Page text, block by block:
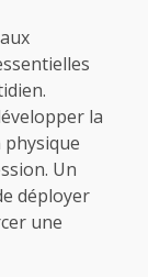
la
Un
déployer
une